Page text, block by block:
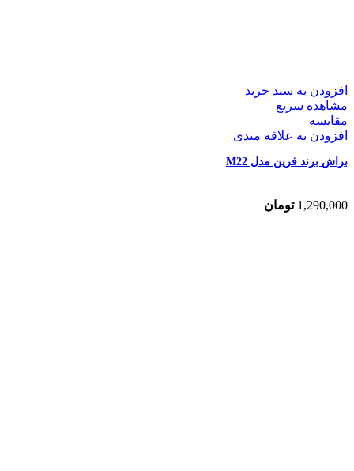
افزودن به سبد خرید
مشاهده سریع
مقایسه
افزودن به علاقه مندی
براش برند فرین مدل M22
1,290,000 تومان